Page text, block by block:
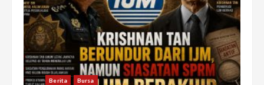
Berita Bursa